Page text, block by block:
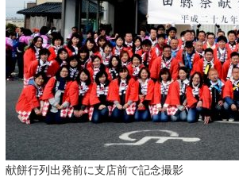
献餅行列出発前に支店前で記念撮影